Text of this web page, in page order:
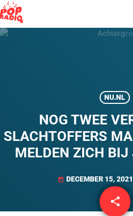
NU.NL
NOG TWEE
SLACHTOFFERS
MELDEN ZICH
today DECEMBER 15, 2021
share
email